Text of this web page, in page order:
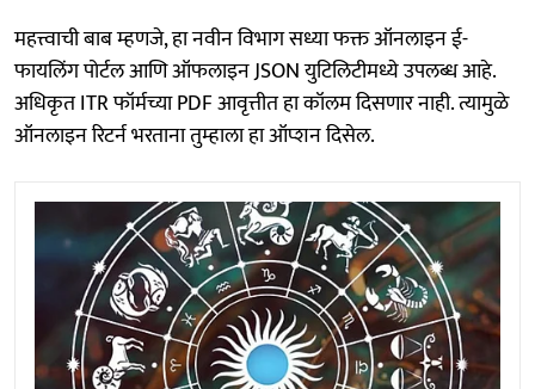
महत्त्वाची बाब म्हणजे, हा नवीन विभाग सध्या फक्त ऑनलाइन ई-
फायलिंग पोर्टल आणि ऑफलाइन JSON युटिलिटीमध्ये उपलब्ध आहे.
अधिकृत ITR फॉर्मच्या PDF आवृत्तीत हा कॉलम दिसणार नाही. त्यामुळे
ऑनलाइन रिटर्न भरताना तुम्हाला हा ऑप्शन दिसेल.